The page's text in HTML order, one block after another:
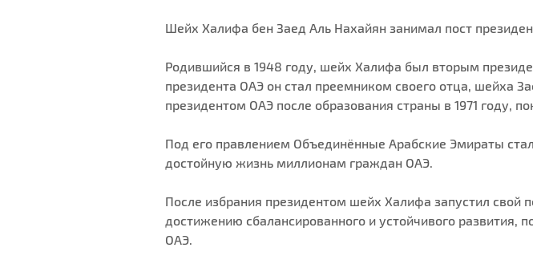
Шейх Халифа бен Заед Аль Нахайян занимал пост
Родившийся в 1948 году, шейх Халифа был вторым
президента ОАЭ он стал преемником своего отца, шейха
президентом ОАЭ после образования страны в 1971 году,
Под его правлением Объединённые Арабские Эмираты
достойную жизнь миллионам граждан ОАЭ.
После избрания президентом шейх Халифа запустил свой
достижению сбалансированного и устойчивого развития,
ОАЭ.